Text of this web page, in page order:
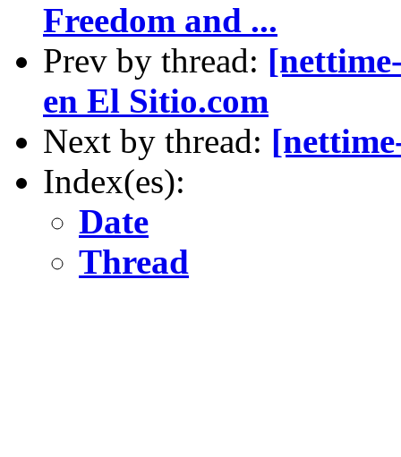
Freedom and ...
Prev by thread:
en El Sitio.com
Next by thread:
Index(es):
Date
Thread